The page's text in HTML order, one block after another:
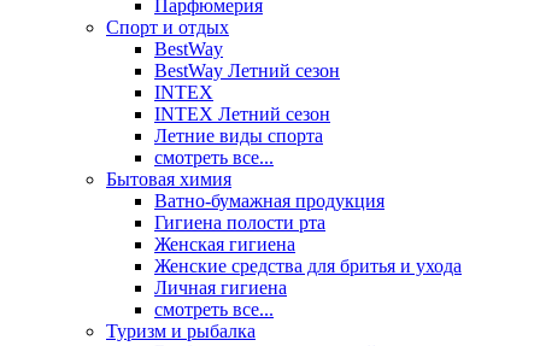
Парфюмерия
Спорт и отдых
BestWay
BestWay Летний сезон
INTEX
INTEX Летний сезон
Летние виды спорта
смотреть все...
Бытовая химия
Ватно-бумажная продукция
Гигиена полости рта
Женская гигиена
Женские средства для бритья и ухода
Личная гигиена
смотреть все...
Туризм и рыбалка